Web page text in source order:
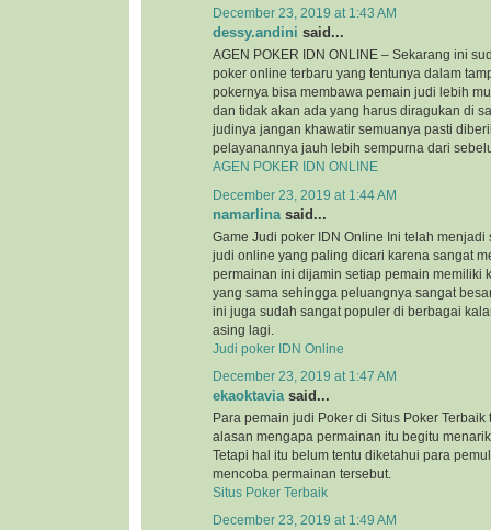
December 23, 2019 at 1:43 AM
dessy.andini said...
AGEN POKER IDN ONLINE – Sekarang ini
poker online terbaru yang tentunya dalam
pokernya bisa membawa pemain judi lebih
dan tidak akan ada yang harus diragukan di
judinya jangan khawatir semuanya pasti
pelayanannya jauh lebih sempurna dari
AGEN POKER IDN ONLINE
December 23, 2019 at 1:44 AM
namarlina said...
Game Judi poker IDN Online Ini telah menjadi
judi online yang paling dicari karena sangat
permainan ini dijamin setiap pemain memiliki
yang sama sehingga peluangnya sangat
ini juga sudah sangat populer di berbagai
asing lagi.
Judi poker IDN Online
December 23, 2019 at 1:47 AM
ekaoktaviasaid...
Para pemain judi Poker di Situs Poker Terbaik
alasan mengapa permainan itu begitu
Tetapi hal itu belum tentu diketahui para
mencoba permainan tersebut.
Situs Poker Terbaik
December 23, 2019 at 1:49 AM